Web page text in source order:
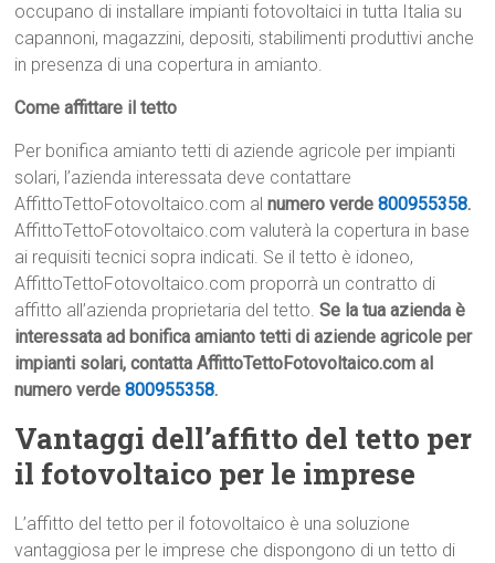
occupano di installare impianti fotovoltaici in tutta Italia su
capannoni, magazzini, depositi, stabilimenti produttivi anche
in presenza di una copertura in amianto.
Come affittare il tetto
Per bonifica amianto tetti di aziende agricole per impianti
solari, l’azienda interessata deve contattare
AffittoTettoFotovoltaico.com alnumero verde800955358.
AffittoTettoFotovoltaico.com valuterà la copertura in base
ai requisiti tecnici sopra indicati. Se il tetto è idoneo,
AffittoTettoFotovoltaico.com proporrà un contratto di
affitto all’azienda proprietaria del tetto.Se la tua azienda è
interessata ad bonifica amianto tetti di aziende agricole per
impianti solari, contatta AffittoTettoFotovoltaico.com al
numero verde800955358.
Vantaggi dell’affitto del tetto per
il fotovoltaico per le imprese
L’affitto del tetto per il fotovoltaico è una soluzione
vantaggiosa per le imprese che dispongono di un tetto di